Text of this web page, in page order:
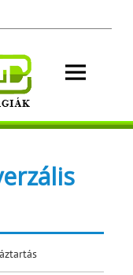
energiák.